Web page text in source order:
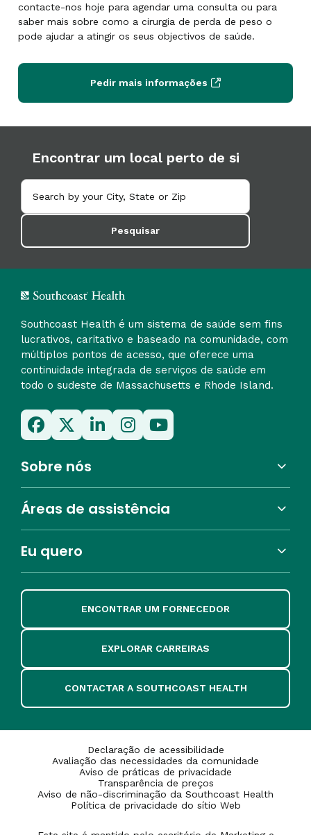
contacte-nos hoje para agendar uma consulta ou para
saber mais sobre como a cirurgia de perda de peso o
pode ajudar a atingir os seus objectivos de saúde.
Pedir mais informações
Encontrar um local perto de si
Pesquisar
Southcoast Health é um sistema de saúde sem fins
lucrativos, caritativo e baseado na comunidade, com
múltiplos pontos de acesso, que oferece uma
continuidade integrada de serviços de saúde em
todo o sudeste de Massachusetts e Rhode Island.
Sobre nós
Áreas de assistência
Eu quero
ENCONTRAR UM FORNECEDOR
EXPLORAR CARREIRAS
CONTACTAR A SOUTHCOAST HEALTH
Declaração de acessibilidade
Avaliação das necessidades da comunidade
Aviso de práticas de privacidade
Transparência de preços
Aviso de não-discriminação da Southcoast Health
Política de privacidade do sítio Web